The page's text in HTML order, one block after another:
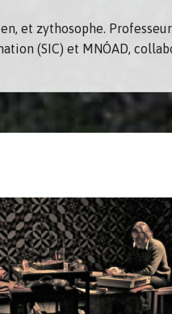
zythosophe. Professeur
(SIC) et MNÓAD,